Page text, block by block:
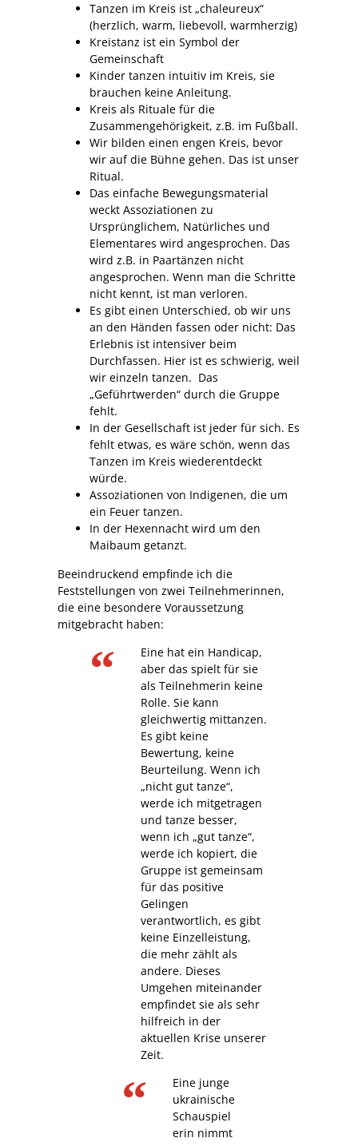
Tanzen im Kreis ist „chaleureux“
(herzlich, warm, liebevoll, warmherzig)
Kreistanz ist ein Symbol der
Gemeinschaft
Kinder tanzen intuitiv im Kreis, sie
brauchen keine Anleitung.
Kreis als Rituale für die
Zusammengehörigkeit, z.B. im Fußball.
Wir bilden einen engen Kreis, bevor
wir auf die Bühne gehen. Das ist unser
Ritual.
Das einfache Bewegungsmaterial
weckt Assoziationen zu
Ursprünglichem, Natürliches und
Elementares wird angesprochen. Das
wird z.B. in Paartänzen nicht
angesprochen. Wenn man die Schritte
nicht kennt, ist man verloren.
Es gibt einen Unterschied, ob wir uns
an den Händen fassen oder nicht: Das
Erlebnis ist intensiver beim
Durchfassen. Hier ist es schwierig, weil
wir einzeln tanzen. Das
„Geführtwerden“ durch die Gruppe
fehlt.
In der Gesellschaft ist jeder für sich. Es
fehlt etwas, es wäre schön, wenn das
Tanzen im Kreis wiederentdeckt
würde.
Assoziationen von Indigenen, die um
ein Feuer tanzen.
In der Hexennacht wird um den
Maibaum getanzt.
Beeindruckend empfinde ich die
Feststellungen von zwei Teilnehmerinnen,
die eine besondere Voraussetzung
mitgebracht haben:
Eine hat ein Handicap,
aber das spielt für sie
als Teilnehmerin keine
Rolle. Sie kann
gleichwertig mittanzen.
Es gibt keine
Bewertung, keine
Beurteilung. Wenn ich
„nicht gut tanze“,
werde ich mitgetragen
und tanze besser,
wenn ich „gut tanze“,
werde ich kopiert, die
Gruppe ist gemeinsam
für das positive
Gelingen
verantwortlich, es gibt
keine Einzelleistung,
die mehr zählt als
andere. Dieses
Umgehen miteinander
empfindet sie als sehr
hilfreich in der
aktuellen Krise unserer
Zeit.
Eine junge
ukrainische
Schauspiel
erin nimmt